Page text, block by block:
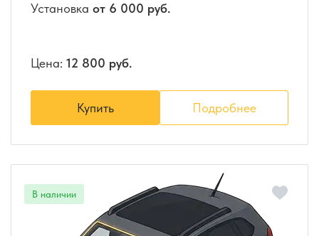
Установка от 6 000 руб.
Цена: 12 800 руб.
Купить Подробнее